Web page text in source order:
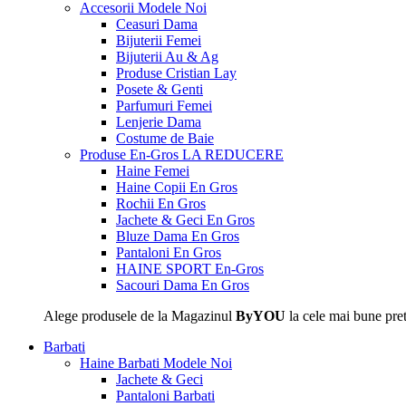
Accesorii Modele Noi
Ceasuri Dama
Bijuterii Femei
Bijuterii Au & Ag
Produse Cristian Lay
Posete & Genti
Parfumuri Femei
Lenjerie Dama
Costume de Baie
Produse En-Gros LA REDUCERE
Haine Femei
Haine Copii En Gros
Rochii En Gros
Jachete & Geci En Gros
Bluze Dama En Gros
Pantaloni En Gros
HAINE SPORT En-Gros
Sacouri Dama En Gros
Alege produsele de la Magazinul ByYOU la cele mai bune
Barbati
Haine Barbati Modele Noi
Jachete & Geci
Pantaloni Barbati